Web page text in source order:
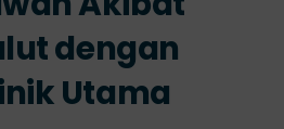
dengan
Utama